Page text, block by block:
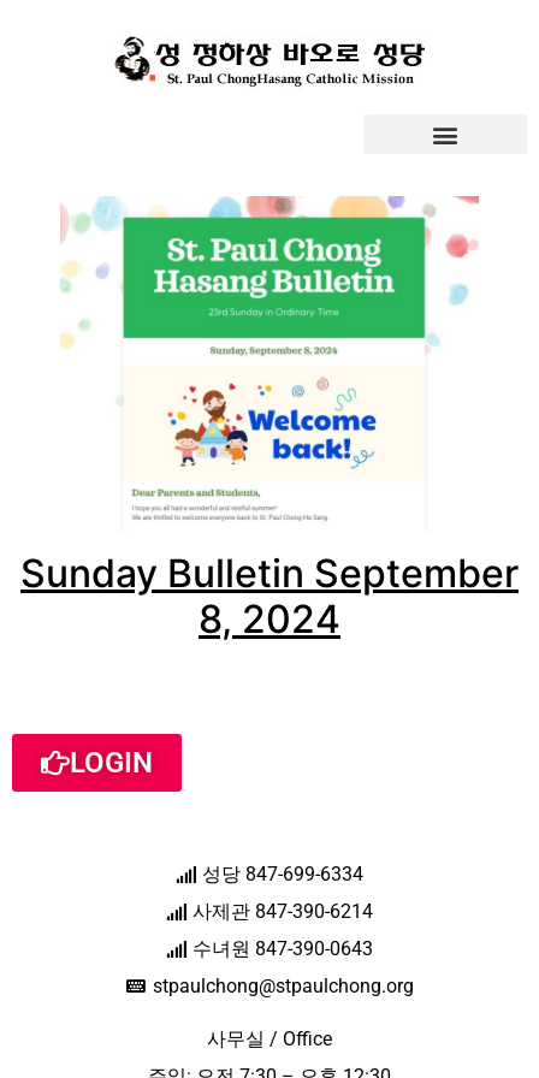
Sunday Bulletin September
8, 2024
LOGIN
성당 847-699-6334
사제관 847-390-6214
수녀원 847-390-0643
stpaulchong@stpaulchong.org
사무실 / Office